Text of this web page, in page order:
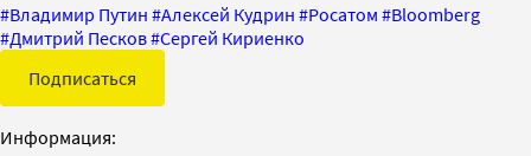
#Владимир Путин #Алексей Кудрин #Росатом #Bloomberg
#Дмитрий Песков#Сергей Кириенко
Подписаться
Информация: